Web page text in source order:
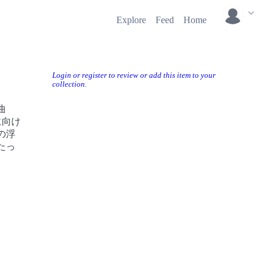
Explore Feed Home
Login or register to review or add this item to your
collection.
け
浮
っ